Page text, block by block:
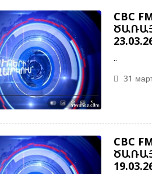
CBC
..
31
CBC